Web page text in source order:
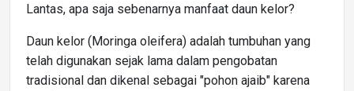
Lantas, apa saja sebenarnya manfaat daun kelor?
Daun kelor (Moringa oleifera) adalah tumbuhan yang
telah digunakan sejak lama dalam pengobatan
tradisional dan dikenal sebagai "pohon ajaib" karena